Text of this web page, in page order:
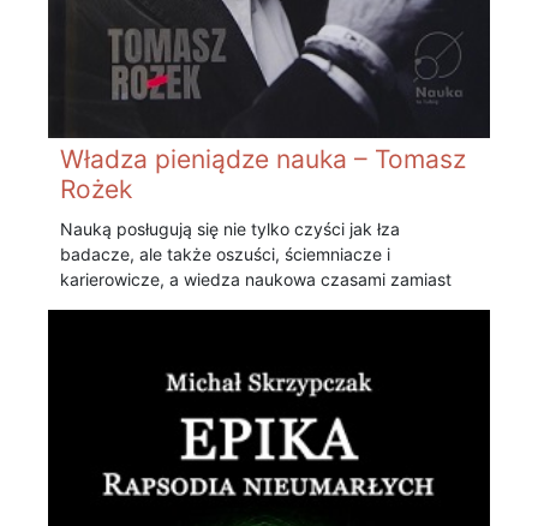
Władza pieniądze nauka – Tomasz
Rożek
Nauką posługują się nie tylko czyści jak łza
badacze, ale także oszuści, ściemniacze i
karierowicze, a wiedza naukowa czasami zamiast